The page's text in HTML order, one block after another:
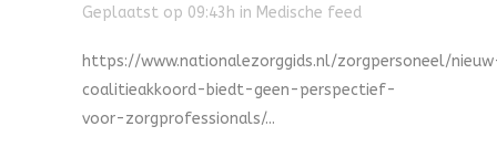
Geplaatst op 09:43h in Medische feed
https://www.nationalezorggids.nl/zorgpersoneel/
coalitieakkoord-biedt-geen-perspectief-
voor-zorgprofessionals/...